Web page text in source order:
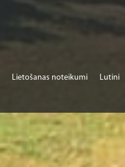
Lietošanas noteikumi Lutini